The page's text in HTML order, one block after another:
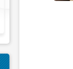
گردشگری
گذشت/